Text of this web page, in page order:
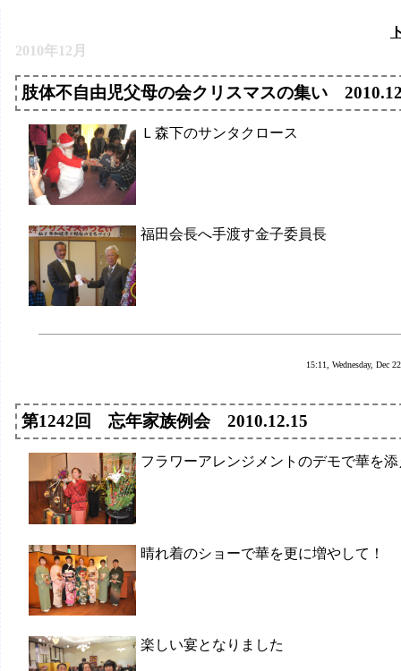
2010年12月
肢体不自由児父母の会クリスマスの集い
Ｌ森下のサンタクロース
福田会長へ手渡す金子委員長
15:11, Wednesday, Dec
第1242回 忘年家族例会 2010.12.15
フラワーアレンジメントのデモで華を
晴れ着のショーで華を更に増やして！
楽しい宴となりました